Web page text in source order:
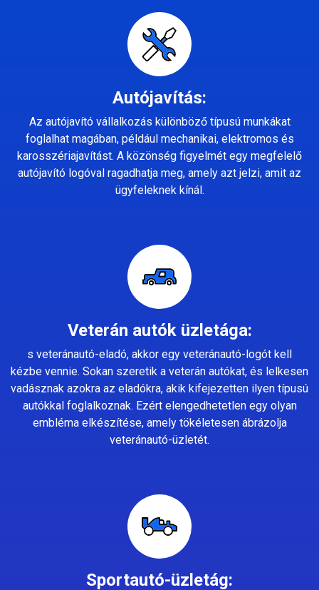
Autójavítás:
Az autójavító vállalkozás különböző típusú munkákat
foglalhat magában, például mechanikai, elektromos és
karosszériajavítást. A közönség figyelmét egy megfelelő
autójavító logóval ragadhatja meg, amely azt jelzi, amit az
ügyfeleknek kínál.
Veterán autók üzletága:
s veteránautó-eladó, akkor egy veteránautó-logót kell
kézbe vennie. Sokan szeretik a veterán autókat, és lelkesen
vadásznak azokra az eladókra, akik kifejezetten ilyen típusú
autókkal foglalkoznak. Ezért elengedhetetlen egy olyan
embléma elkészítése, amely tökéletesen ábrázolja
veteránautó-üzletét.
Sportautó-üzletág: